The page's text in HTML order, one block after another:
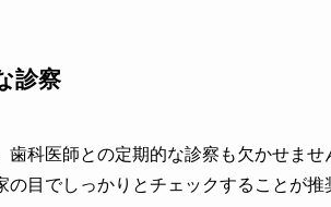
診察
歯科医師との定期的な診察も欠かせま
の目でしっかりとチェックすることが推